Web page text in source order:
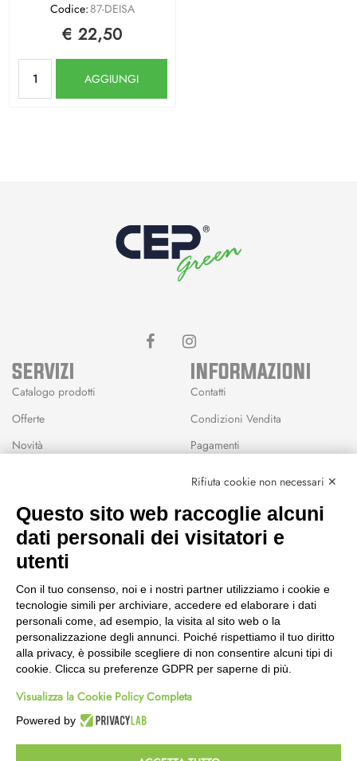
Codice: 87-DEISA
€ 22,50
AGGIUNGI
SERVIZI
Catalogo prodotti
Offerte
Novità
Wishlist
INFORMAZIONI
Contatti
Condizioni Vendita
Pagamenti
CEP GREEN
Fanano (MO)
059 8676485
349 9202419
388 8659473
info@cepgreen.com
Orario
Dal lunedì al venerdì
8:00 – 12:30 / 13:30 - 19:00
8:30 – 12:30 / 15:30 - 19:00
Rifiuta cookie non necessari ✕
Questo sito web raccoglie alcuni
dati personali dei visitatori e
utenti
Con il tuo consenso, noi e i nostri partner utilizziamo i cookie e
tecnologie simili per archiviare, accedere ed elaborare i dati
personali come, ad esempio, la visita al sito web o la
personalizzazione degli annunci. Poiché rispettiamo il tuo diritto
alla privacy, è possibile scegliere di non consentire alcuni tipi di
cookie. Clicca su preferenze GDPR per saperne di più.
Visualizza la Cookie Policy Completa
Powered by